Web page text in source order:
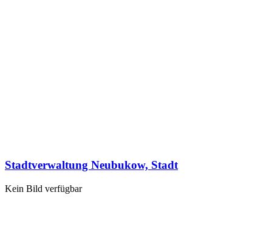
Stadtverwaltung Neubukow, Stadt
Kein Bild verfügbar